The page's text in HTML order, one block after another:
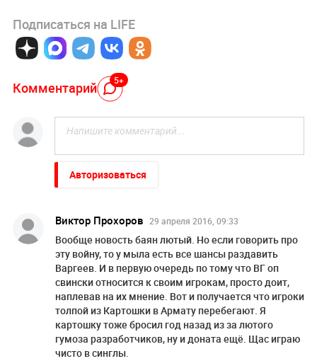
Подписаться на LIFE
Комментарий 5+
Авторизоваться
Виктор Прохоров 29 апреля 2016, 09:33
Вообще новость баян лютый. Но если говорить про
эту войну, то у мыла есть все шансы раздавить
Варгеев. И в первую очередь по тому что ВГ оп
свински относится к своим игрокам, просто доит,
наплевав на их мнение. Вот и получается что игроки
толпой из Картошки в Армату перебегают. Я
картошку тоже бросил год назад из за лютого
гумоза разработчиков, ну и доната ещё. Щас играю
чисто в синглы.